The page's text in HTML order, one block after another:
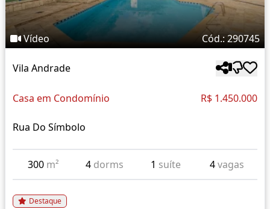
Vídeo Cód.: 290745
Vila Andrade
Casa em Condomínio R$ 1.450.000
Rua Do Símbolo
300 m² 4 dorms 1 suíte 4vagas
Destaque